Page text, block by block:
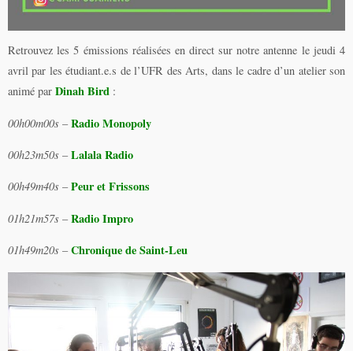
Retrouvez les 5 émissions réalisées en direct sur notre antenne le jeudi 4
avril par les étudiant.e.s de l’UFR des Arts, dans le cadre d’un atelier son
animé par Dinah Bird :
00h00m00s –Radio Monopoly
00h23m50s –Lalala Radio
00h49m40s –Peur et Frissons
01h21m57s –Radio Impro
01h49m20s –Chronique de Saint-Leu